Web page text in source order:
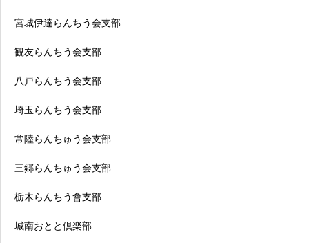
宮城伊達らんちう会支部
観友らんちう会支部
八戸らんちう会支部
埼玉らんちう会支部
常陸らんちゅう会支部
三郷らんちゅう会支部
栃木らんちう會支部
城南おとと倶楽部